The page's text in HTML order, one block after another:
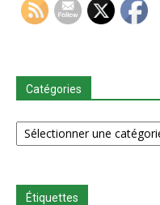
Catégories
Catégories
Étiquettes